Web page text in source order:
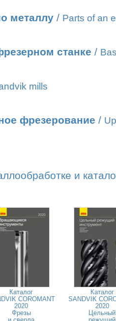
металлу / Parts of an
станке /
mills
фрезерование /
и
Каталог
COROMANT
2020
Фрезы
Каталог
SANDVIK
2020
Цельный